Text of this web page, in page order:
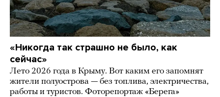
«Никогда так страшно не было, как
сейчас»
Лето 2026 года в Крыму. Вот каким его запомнят
жители полуострова — без топлива, электричества,
работы и туристов. Фоторепортаж «Берега»